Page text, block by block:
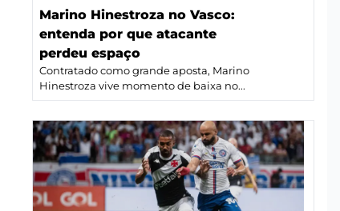
Marino Hinestroza no Vasco:
entenda por que atacante
perdeu espaço
Contratado como grande aposta, Marino
Hinestroza vive momento de baixa no...